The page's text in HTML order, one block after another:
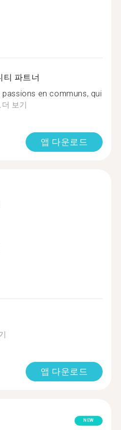
티 파트너
passions en communs, qui
더 보기
앱 다운로드
앱 다운로드
NEW